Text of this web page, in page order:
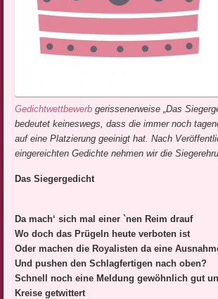
Gedichtwettbewerb gerissenerweise „Das
bedeutet keineswegs, dass die immer noch
auf eine Platzierung geeinigt hat. Nach
eingereichten Gedichte nehmen wir die
Das Siegergedicht
Da mach‘ sich mal einer `nen Reim drauf
Wo doch das Prügeln heute verboten ist
Oder machen die Royalisten da eine
Und pushen den Schlagfertigen nach oben?
Schnell noch eine Meldung gewöhnlich gut
Kreise getwittert